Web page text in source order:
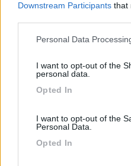
Downstream Participants that
Please note that this
not limited to your visit or
use your data for below
Personal Data
I want to opt-out of the
personal data.
Opted In
I want to opt-out of the
Personal Data.
Opted In
Al sole ma comodo per
sotto la randa del sole.
sconsigliatissimo.
paesino, molto carino.